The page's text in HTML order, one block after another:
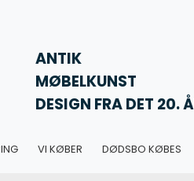
ANTIK
MØBELKUNST
DESIGN FRA DET 20.
VI KØBER DØDSBO KØBES